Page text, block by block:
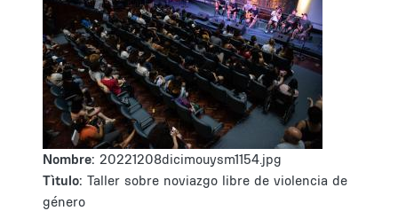
Nombre: 20221208dicimouysm1154.jpg
Tìtulo: Taller sobre noviazgo libre de violencia de
género